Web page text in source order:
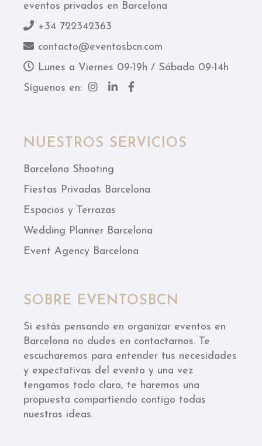
eventos privados en Barcelona
+34 722342363
contacto@eventosbcn.com
Lunes a Viernes 09-19h / Sábado 09-14h
Síguenos en:
NUESTROS SERVICIOS
Barcelona Shooting
Fiestas Privadas Barcelona
Espacios y Terrazas
Wedding Planner Barcelona
Event Agency Barcelona
SOBRE EVENTOSBCN
Si estás pensando en organizar eventos en
Barcelona no dudes en contactarnos. Te
escucharemos para entender tus necesidades
y expectativas del evento y una vez
tengamos todo claro, te haremos una
propuesta compartiendo contigo todas
nuestras ideas.